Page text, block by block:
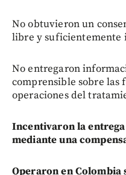
No obtuvieron un
libre y suficientemente
No entregaron
comprensible sobre las
operaciones del
Incentivaron la
mediante una
Operaron en